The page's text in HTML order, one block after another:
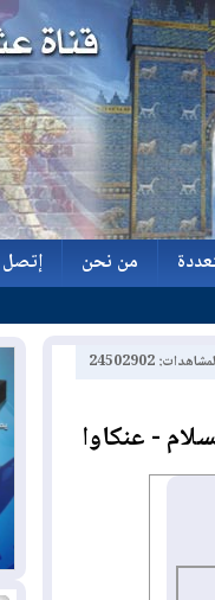
من نحن
إتصل بنا
- عنكاوا